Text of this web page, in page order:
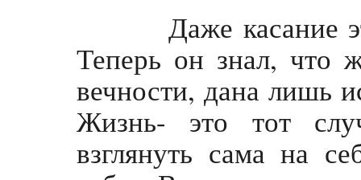
Даже касание
Теперь он знал, что
вечности, дана лишь
Жизнь- это тот
взглянуть сама на